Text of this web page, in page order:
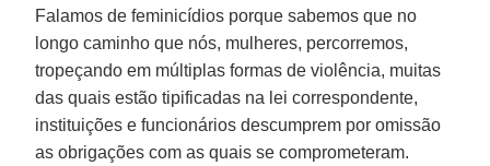
Falamos de feminicídios porque sabemos que no
longo caminho que nós, mulheres, percorremos,
tropeçando em múltiplas formas de violência, muitas
das quais estão tipificadas na lei correspondente,
instituições e funcionários descumprem por omissão
as obrigações com as quais se comprometeram.